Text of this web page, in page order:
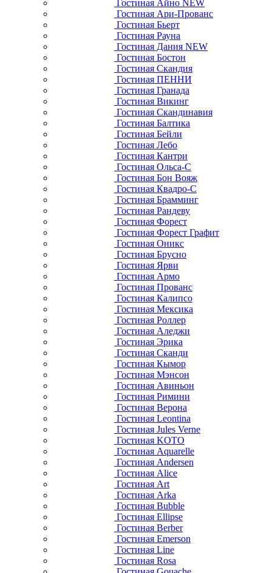
Гостиная Айно NEW
Гостиная Ари-Прованс
Гостиная Бьерт
Гостиная Рауна
Гостиная Дания NEW
Гостиная Бостон
Гостиная Скандия
Гостиная ПЕННИ
Гостиная Гранада
Гостиная Викинг
Гостиная Скандинавия
Гостиная Балтика
Гостиная Бейли
Гостиная Лебо
Гостиная Кантри
Гостиная Ольса-С
Гостиная Бон Вояж
Гостиная Квадро-С
Гостиная Брамминг
Гостиная Рандеву
Гостиная Форест
Гостиная Форест Графит
Гостиная Оникс
Гостиная Брусно
Гостиная Ярви
Гостиная Армо
Гостиная Прованс
Гостиная Калипсо
Гостиная Мексика
Гостиная Роллер
Гостиная Аледжи
Гостиная Эрика
Гостиная Сканди
Гостиная Кымор
Гостиная Мэнсон
Гостиная Авиньон
Гостиная Римини
Гостиная Верона
Гостиная Leontina
Гостиная Jules Verne
Гостиная KOTO
Гостиная Aquarelle
Гостиная Andersen
Гостиная Alice
Гостиная Art
Гостиная Arka
Гостиная Bubble
Гостиная Ellipse
Гостиная Berber
Гостиная Emerson
Гостиная Line
Гостиная Rosa